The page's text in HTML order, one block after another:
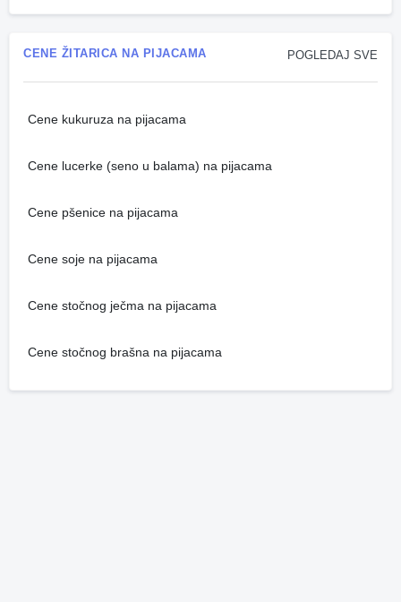
POGLEDAJ SVE
CENE ŽITARICA NA PIJACAMA
Cene kukuruza na pijacama
Cene lucerke (seno u balama) na pijacama
Cene pšenice na pijacama
Cene soje na pijacama
Cene stočnog ječma na pijacama
Cene stočnog brašna na pijacama